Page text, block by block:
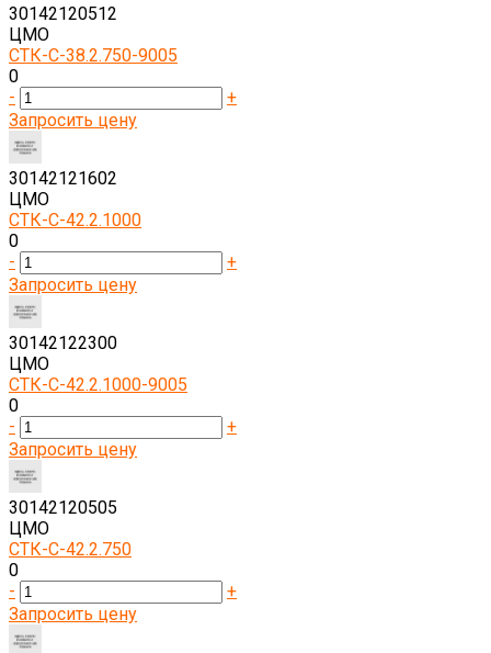
30142120512
ЦМО
СТК-С-38.2.750-9005
0
-
+
Запросить цену
30142121602
ЦМО
СТК-С-42.2.1000
0
-
+
Запросить цену
30142122300
ЦМО
СТК-С-42.2.1000-9005
0
-
+
Запросить цену
30142120505
ЦМО
СТК-С-42.2.750
0
-
+
Запросить цену